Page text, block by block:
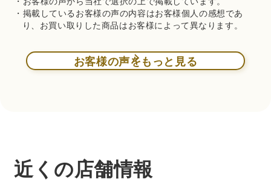
・掲載しているお客様の声の内容はお客様個人の感想であ
り、お買い取りした商品はお客様によって異なります。
お客様の声をもっと見る
近くの店舗情報